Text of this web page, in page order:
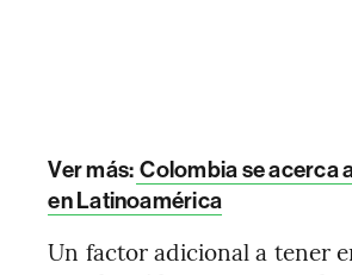
Ver más: Colombia se acerca
en Latinoamérica
Un factor adicional a tener